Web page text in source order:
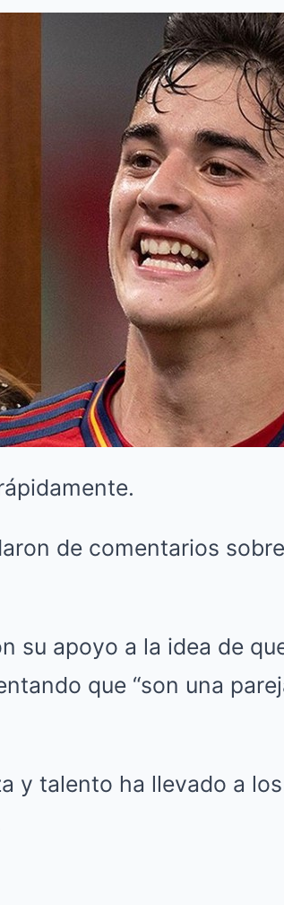
de comentarios
su apoyo a la idea de
que “son una
y talento ha llevado a